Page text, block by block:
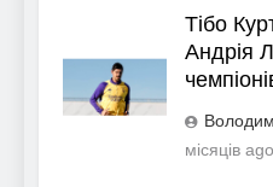
Тібо
Андрія
місяців ago